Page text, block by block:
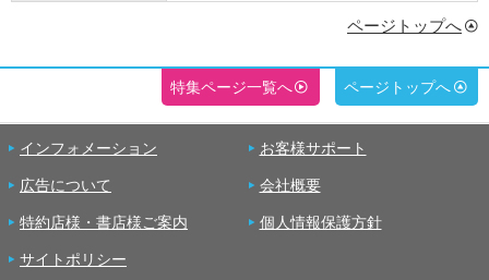
ページトップへ
特集ページ一覧へ ページトップへ
インフォメーション お客様サポート
広告について 会社概要
特約店様・書店様ご案内 個人情報保護方針
サイトポリシー